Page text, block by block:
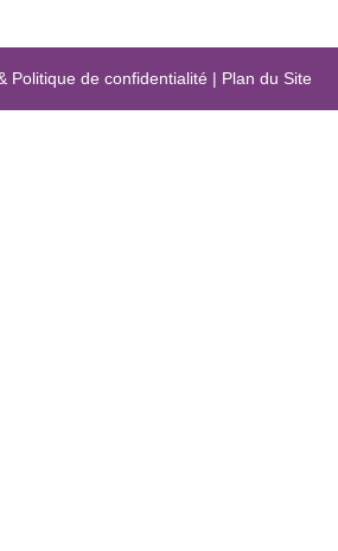
Politique de confidentialité | Plan du Site